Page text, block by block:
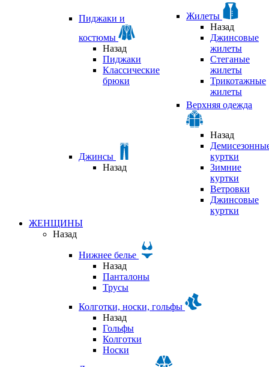
Пиджаки и
костюмы
Назад
Пиджаки
Классические
брюки
Жилеты
Назад
Джинсовые
жилеты
Стеганые
жилеты
Трикотажные
жилеты
Джинсы
Назад
Верхняя одежда
Назад
куртки
Зимние
куртки
Ветровки
Джинсовые
куртки
ЖЕНЩИНЫ
Назад
Нижнее белье
Назад
Панталоны
Трусы
Колготки, носки, гольфы
Назад
Гольфы
Колготки
Носки